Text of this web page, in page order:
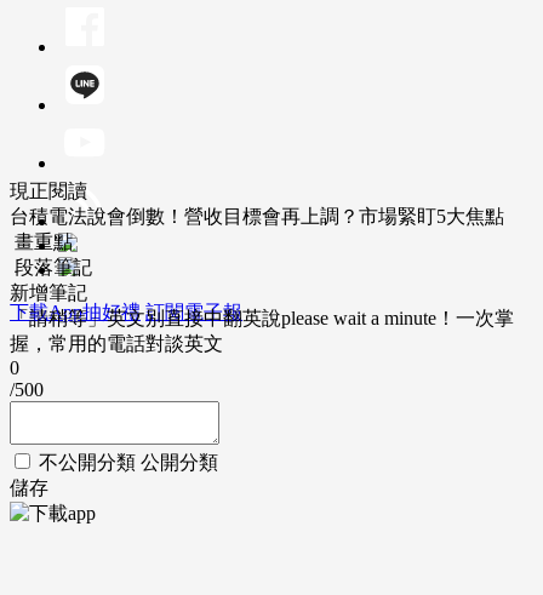
下載App抽好禮 訂閱電子報
現正閱讀
台積電法說會倒數！營收目標會再上調？市場緊盯5大焦點
畫重點
段落筆記
新增筆記
「請稍等」英文別直接中翻英說please wait a minute！一次掌
握，常用的電話對談英文
0
/500
不公開分類 公開分類
儲存